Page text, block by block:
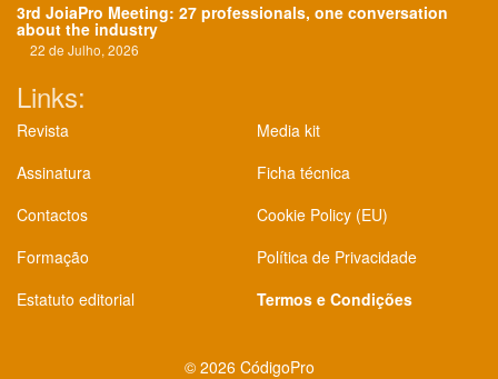
3rd JoiaPro Meeting: 27 professionals, one conversation
about the industry
22 de Julho, 2026
Links:
Revista
Assinatura
Contactos
Formação
Estatuto editorial
Media kit
Ficha técnica
Cookie Policy (EU)
Política de Privacidade
Termos e Condições
© 2026 CódigoPro